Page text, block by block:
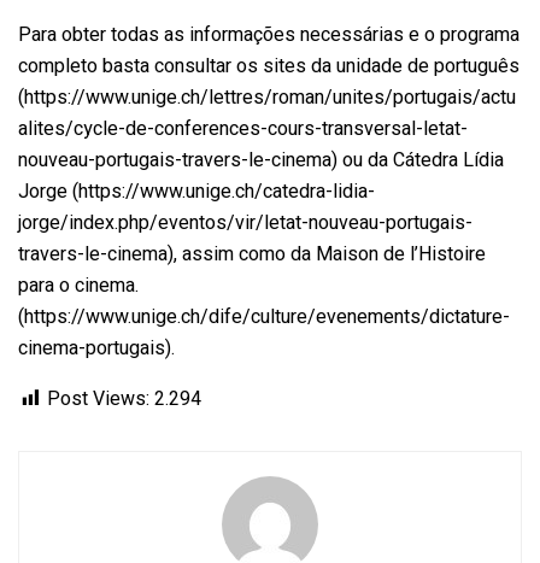
Para obter todas as informações necessárias e o programa
completo basta consultar os sites da unidade de português
(https://www.unige.ch/lettres/roman/unites/portugais/actu
alites/cycle-de-conferences-cours-transversal-letat-
nouveau-portugais-travers-le-cinema) ou da Cátedra Lídia
Jorge (https://www.unige.ch/catedra-lidia-
jorge/index.php/eventos/vir/letat-nouveau-portugais-
travers-le-cinema), assim como da Maison de l’Histoire
para o cinema.
(https://www.unige.ch/dife/culture/evenements/dictature-
cinema-portugais).
Post Views: 2.294